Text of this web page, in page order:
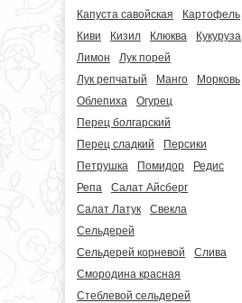
Капуста савойская
Картофель
Киви
Кизил Клюква
Кукуруза
Лимон
Лук порей
Лук репчатый
Манго
Морковь
Облепиха
Огурец
Перец болгарский
Перец сладкий
Персики
Петрушка
Помидор
Редис
Репа
Салат Айсберг
Салат Латук
Свекла
Сельдерей
Сельдерей корневой
Слива
Смородина красная
Стеблевой сельдерей